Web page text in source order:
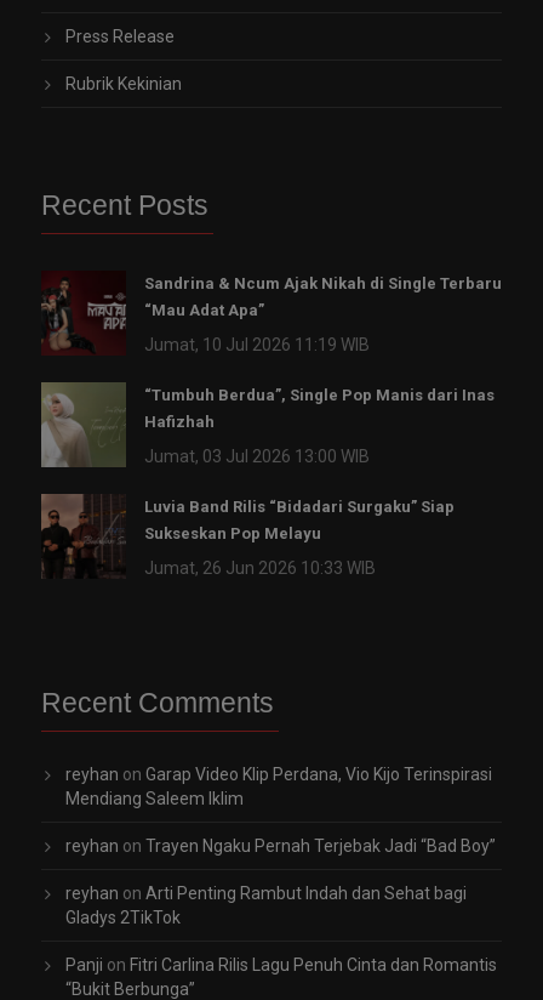
Press Release
Rubrik Kekinian
Recent Posts
Sandrina & Ncum Ajak Nikah di Single Terbaru
“Mau Adat Apa”
Jumat, 10 Jul 2026 11:19 WIB
“Tumbuh Berdua”, Single Pop Manis dari Inas
Hafizhah
Jumat, 03 Jul 2026 13:00 WIB
Luvia Band Rilis “Bidadari Surgaku” Siap
Sukseskan Pop Melayu
Jumat, 26 Jun 2026 10:33 WIB
Recent Comments
reyhan on Garap Video Klip Perdana, Vio Kijo Terinspirasi
Mendiang Saleem Iklim
reyhan on Trayen Ngaku Pernah Terjebak Jadi “Bad Boy”
reyhan on Arti Penting Rambut Indah dan Sehat bagi
Gladys 2TikTok
Panji on Fitri Carlina Rilis Lagu Penuh Cinta dan Romantis
“Bukit Berbunga”